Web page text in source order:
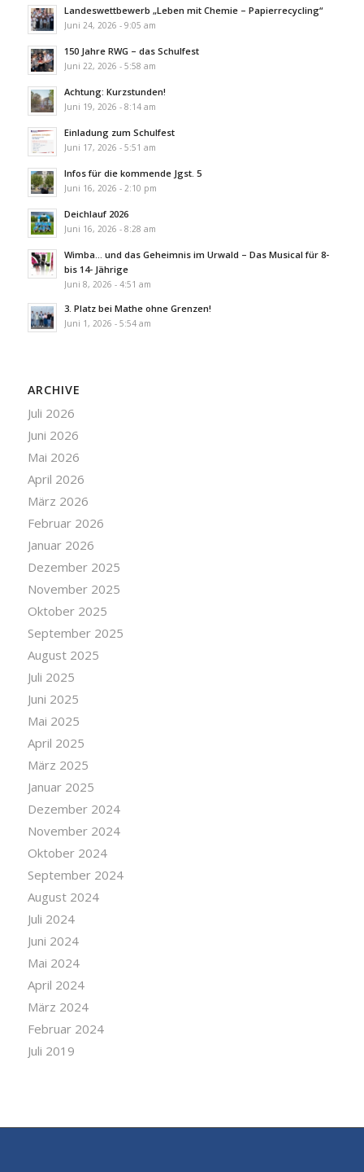
Landeswettbewerb „Leben mit Chemie – Papierrecycling“
Juni 24, 2026 - 9:05 am
150 Jahre RWG – das Schulfest
Juni 22, 2026 - 5:58 am
Achtung: Kurzstunden!
Juni 19, 2026 - 8:14 am
Einladung zum Schulfest
Juni 17, 2026 - 5:51 am
Infos für die kommende Jgst. 5
Juni 16, 2026 - 2:10 pm
Deichlauf 2026
Juni 16, 2026 - 8:28 am
Wimba… und das Geheimnis im Urwald – Das Musical für 8-
bis 14- Jährige
Juni 8, 2026 - 4:51 am
3. Platz bei Mathe ohne Grenzen!
Juni 1, 2026 - 5:54 am
ARCHIVE
Juli 2026
Juni 2026
Mai 2026
April 2026
März 2026
Februar 2026
Januar 2026
Dezember 2025
November 2025
Oktober 2025
September 2025
August 2025
Juli 2025
Juni 2025
Mai 2025
April 2025
März 2025
Januar 2025
Dezember 2024
November 2024
Oktober 2024
September 2024
August 2024
Juli 2024
Juni 2024
Mai 2024
April 2024
März 2024
Februar 2024
Juli 2019